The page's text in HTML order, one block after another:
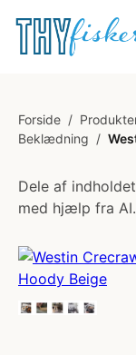
Forside /
Beklædning /
Dele af
med hjælp fra AI.